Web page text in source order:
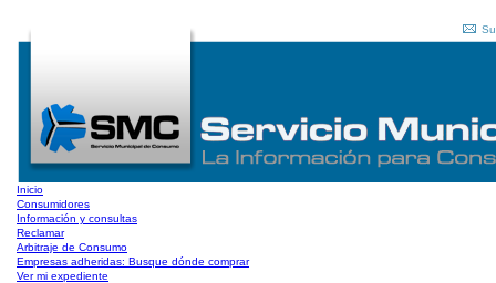
Inicio
Consumidores
Información y consultas
Reclamar
Arbitraje de Consumo
Empresas adheridas: Busque dónde comprar
Ver mi expediente